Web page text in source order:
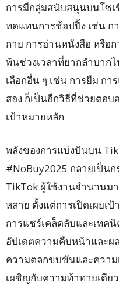
การมีกลุ่มสนับสนุนบนโซเ
ทดแทนการช้อปปิ้ง เช่น ก
กาย การอ่านหนังสือ หรือ
พ้นช่วงเวลาที่ยากลำบาก
เลือกอื่น ๆ เช่น การยืม ก
สอง ก็เป็นอีกวิธีที่ช่วยตอ
เป้าหมายหลัก
พลังของการแบ่งปันบน
#NoBuy2025 กลายเป็น
TikTok ผู้ใช้งานจำนวนม
หลาย ตั้งแต่การเปิดเผยเ
การแชร์เคล็ดลับและเทค
อัปเดตความคืบหน้าและผ
ความตลกขบขันและความ
เผชิญกับความท้าทายเดีย